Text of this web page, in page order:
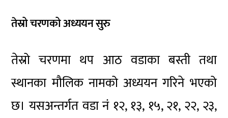
तेस्रो चरणको अध्ययन सुरु
तेस्रो चरणमा थप आठ वडाका बस्ती तथा
स्थानका मौलिक नामको अध्ययन गरिने भएको
छ। यसअन्तर्गत वडा नं १२, १३, १५, २१, २२, २३,